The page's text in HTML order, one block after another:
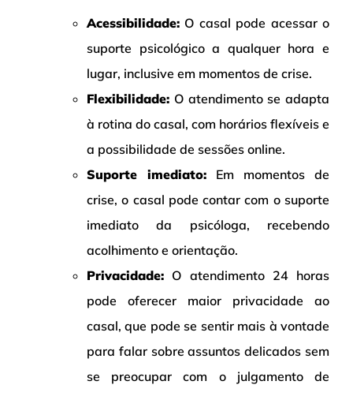
Acessibilidade: O casal pode acessar o
suporte psicológico a qualquer hora e
lugar, inclusive em momentos de crise.
Flexibilidade: O atendimento se adapta
à rotina do casal, com horários flexíveis e
a possibilidade de sessões online.
Suporte imediato: Em momentos de
crise, o casal pode contar com o suporte
imediato da psicóloga, recebendo
acolhimento e orientação.
Privacidade: O atendimento 24 horas
pode oferecer maior privacidade ao
casal, que pode se sentir mais à vontade
para falar sobre assuntos delicados sem
se preocupar com o julgamento de